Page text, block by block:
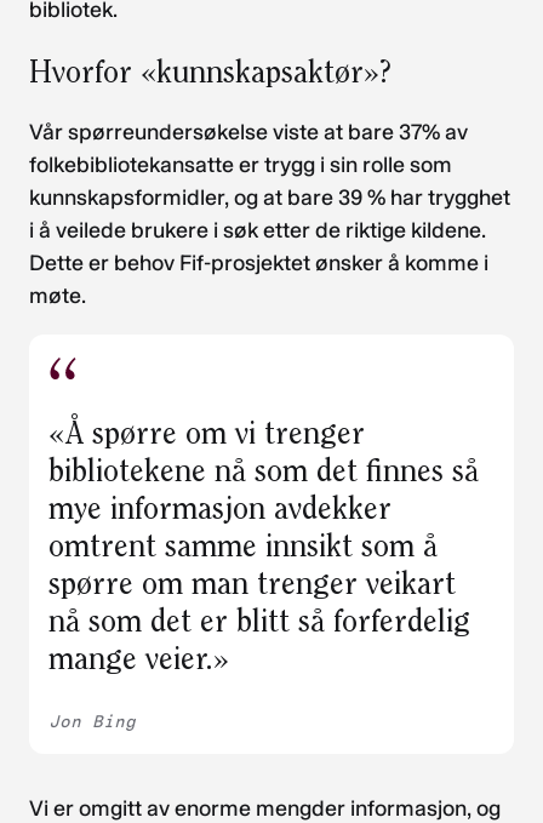
bibliotek.
Hvorfor «kunnskapsaktør»?
Vår spørreundersøkelse viste at bare 37% av
folkebibliotekansatte er trygg i sin rolle som
kunnskapsformidler, og at bare 39 % har trygghet
i å veilede brukere i søk etter de riktige kildene.
Dette er behov Fif-prosjektet ønsker å komme i
møte.
«Å spørre om vi trenger
bibliotekene nå som det finnes så
mye informasjon avdekker
omtrent samme innsikt som å
spørre om man trenger veikart
nå som det er blitt så forferdelig
mange veier.»
Jon Bing
Vi er omgitt av enorme mengder informasjon, og